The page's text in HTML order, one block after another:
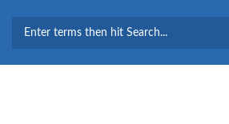
BÚSQUEDA